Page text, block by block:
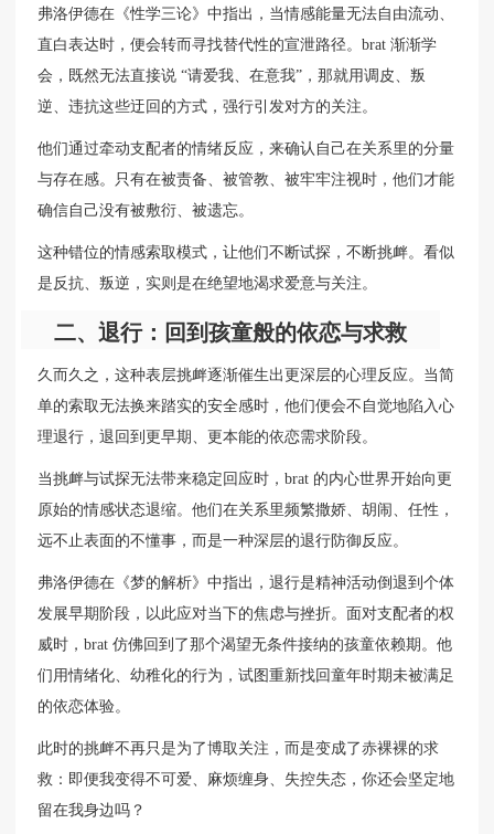
弗洛伊德在《性学三论》中指出，当情感能量无法自由流动、
直白表达时，便会转而寻找替代性的宣泄路径。brat 渐渐学
会，既然无法直接说 “请爱我、在意我”，那就用调皮、叛
逆、违抗这些迂回的方式，强行引发对方的关注。
他们通过牵动支配者的情绪反应，来确认自己在关系里的分量
与存在感。只有在被责备、被管教、被牢牢注视时，他们才能
确信自己没有被敷衍、被遗忘。
这种错位的情感索取模式，让他们不断试探，不断挑衅。看似
是反抗、叛逆，实则是在绝望地渴求爱意与关注。
二、退行：回到孩童般的依恋与求救
久而久之，这种表层挑衅逐渐催生出更深层的心理反应。当简
单的索取无法换来踏实的安全感时，他们便会不自觉地陷入心
理退行，退回到更早期、更本能的依恋需求阶段。
当挑衅与试探无法带来稳定回应时，brat 的内心世界开始向更
原始的情感状态退缩。他们在关系里频繁撒娇、胡闹、任性，
远不止表面的不懂事，而是一种深层的退行防御反应。
弗洛伊德在《梦的解析》中指出，退行是精神活动倒退到个体
发展早期阶段，以此应对当下的焦虑与挫折。面对支配者的权
威时，brat 仿佛回到了那个渴望无条件接纳的孩童依赖期。他
们用情绪化、幼稚化的行为，试图重新找回童年时期未被满足
的依恋体验。
此时的挑衅不再只是为了博取关注，而是变成了赤裸裸的求
救：即便我变得不可爱、麻烦缠身、失控失态，你还会坚定地
留在我身边吗？